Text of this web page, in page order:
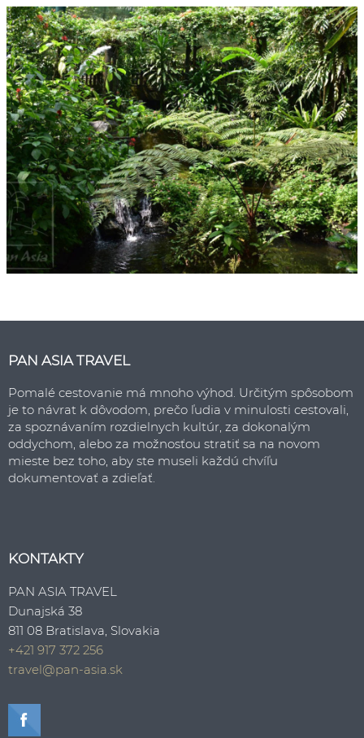
PAN ASIA TRAVEL
Pomalé cestovanie má mnoho výhod. Určitým spôsobom
je to návrat k dôvodom, prečo ľudia v minulosti cestovali,
za spoznávaním rozdielnych kultúr, za dokonalým
oddychom, alebo za možnosťou stratiť sa na novom
mieste bez toho, aby ste museli každú chvíľu
dokumentovať a zdieľať.
KONTAKTY
PAN ASIA TRAVEL
Dunajská 38
811 08 Bratislava, Slovakia
+421 917 372 256
travel@pan-asia.sk